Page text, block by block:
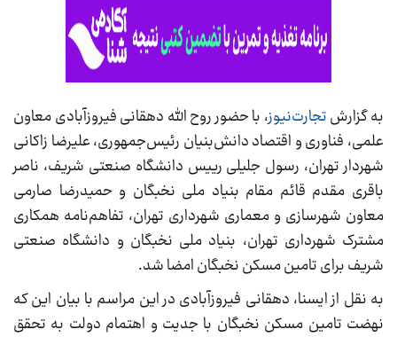
به گزارشتجارت‌نیوز، با حضور روح الله دهقانی فیروزآبادی معاون
علمی، فناوری و اقتصاد دانش‌بنیان رئیس‌جمهوری، علیرضا زاکانی
شهردار تهران، رسول جلیلی رییس دانشگاه صنعتی شریف، ناصر
باقری‌ مقدم قائم مقام بنیاد ملی نخبگان و حمیدرضا صارمی
معاون شهرسازی و معماری شهرداری تهران، تفاهم‌نامه همکاری
مشترک شهرداری تهران، بنیاد ملی نخبگان و دانشگاه صنعتی
شریف برای تامین مسکن نخبگان امضا شد.
به نقل از ایسنا، دهقانی فیروزآبادی در این مراسم با بیان این که
نهضت تامین مسکن نخبگان با جدیت و اهتمام دولت به تحقق